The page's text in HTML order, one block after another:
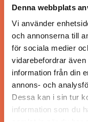
Denna webbplats
Vi använder
och annonserna till
för sociala medier
vidarebefordrar
information från din
annons- och
Dessa kan i sin tur
information som du